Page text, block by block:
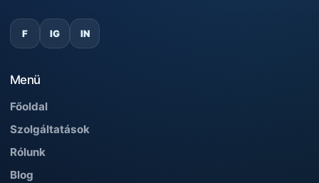
F IG IN
Menü
Főoldal
Szolgáltatások
Rólunk
Blog